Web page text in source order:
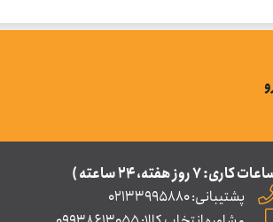
کاری: ۷ روز ﻫﻔﺘﻪ، ۲۴ ﺳﺎﻋﺘﻪ )
پشتیبانی: 02133995880